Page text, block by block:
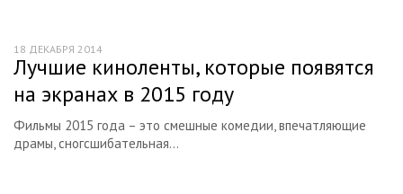
Каталог статей
Галерея
Лучшие киноленты, которые появятся
на экранах в 2015 году
Фильмы 2015 года – это смешные комедии, впечатляющие
драмы, сногсшибательная...
18 ДЕКАБРЯ 2014